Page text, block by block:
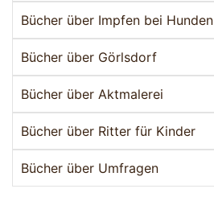
Bücher über Impfen bei Hunden
Bücher über Görlsdorf
Bücher über Aktmalerei
Bücher über Ritter für Kinder
Bücher über Umfragen